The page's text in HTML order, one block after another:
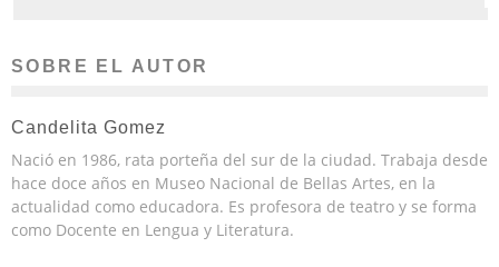
SOBRE EL AUTOR
Candelita Gomez
Nació en 1986, rata porteña del sur de la ciudad. Trabaja desde
hace doce años en Museo Nacional de Bellas Artes, en la
actualidad como educadora. Es profesora de teatro y se forma
como Docente en Lengua y Literatura.